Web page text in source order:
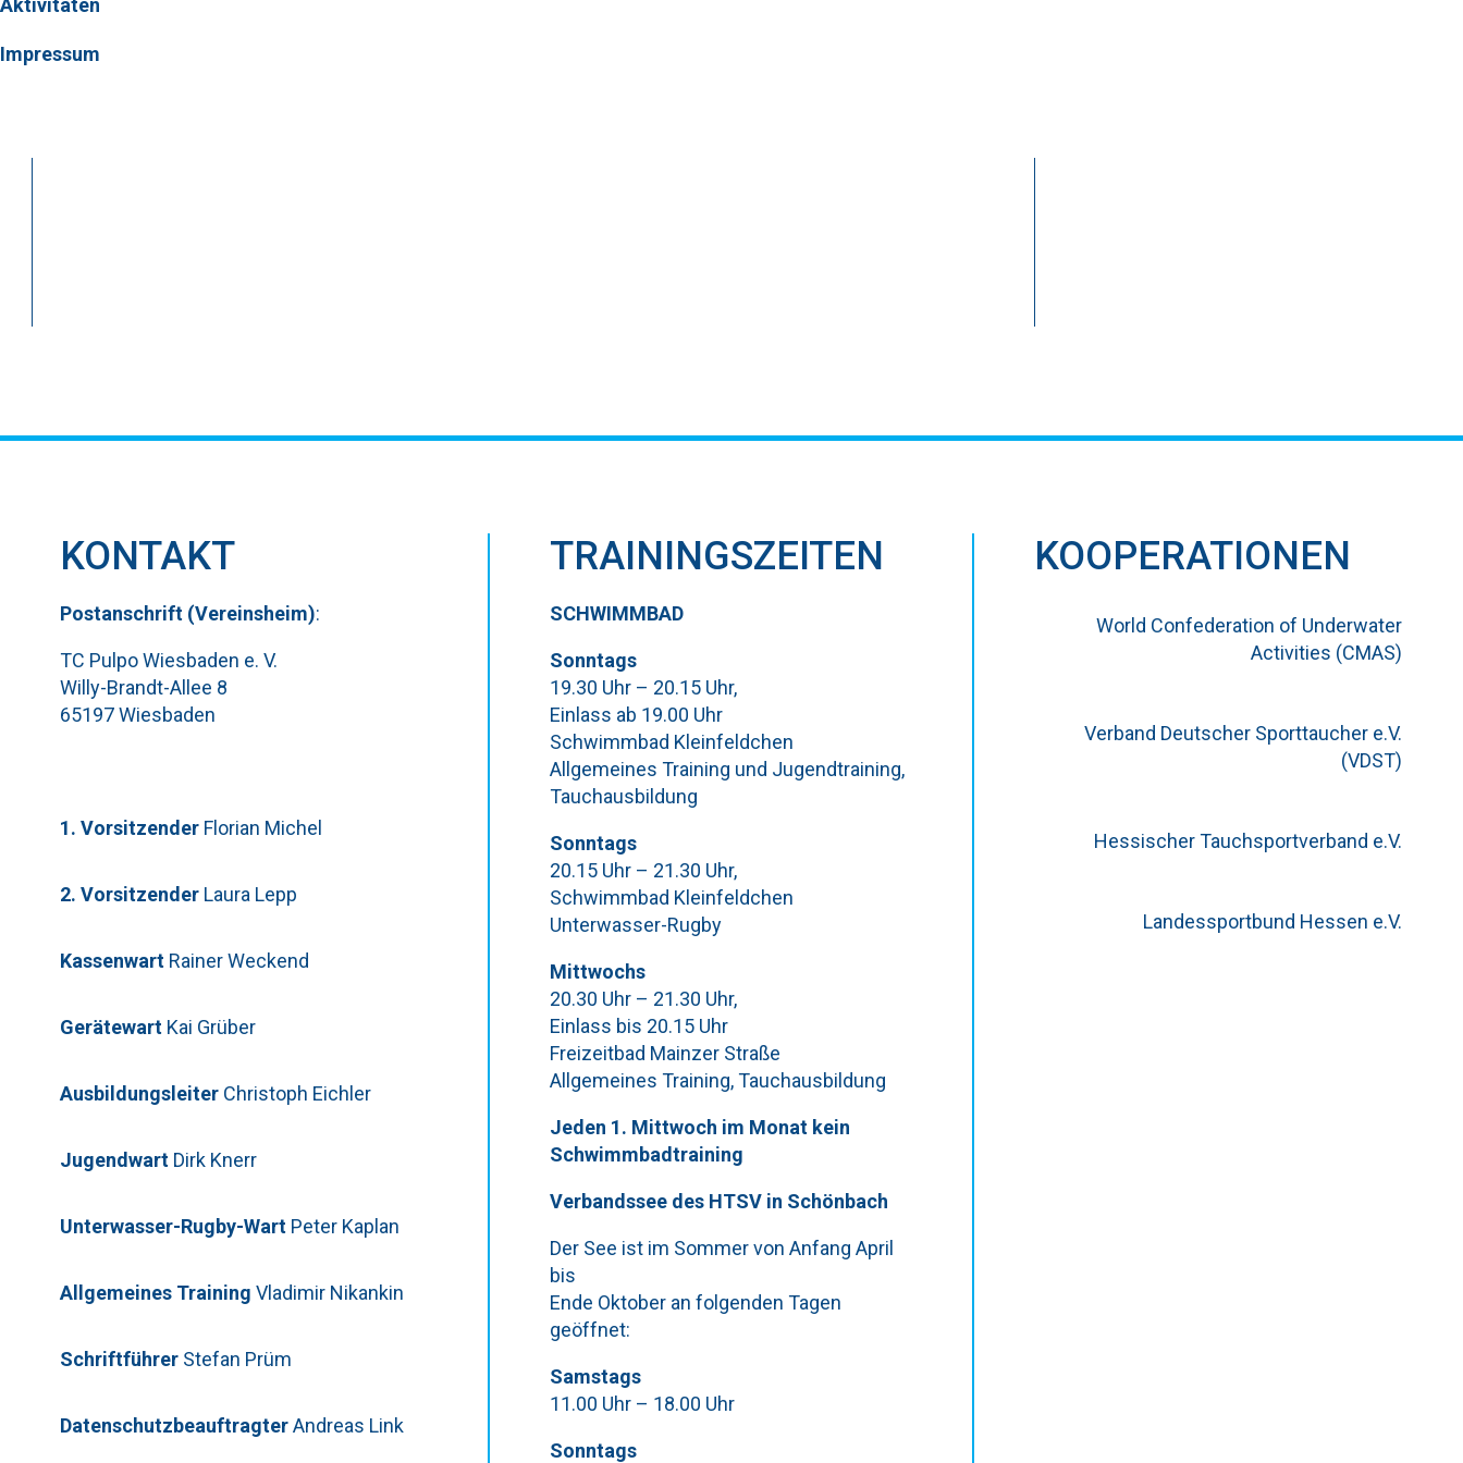
Aktivitäten
Impressum
KONTAKT
Postanschrift (Vereinsheim):
TC Pulpo Wiesbaden e. V.
Willy-Brandt-Allee 8
65197 Wiesbaden
1. Vorsitzender Florian Michel
Bitte lasse dieses Feld leer.
2. Vorsitzender Laura Lepp
Bitte lasse dieses Feld leer.
Kassenwart Rainer Weckend
Bitte lasse dieses Feld leer.
und wähle das SymbolStern.
Gerätewart Kai Grüber
Ausbildungsleiter Christoph Eichler
Jugendwart Dirk Knerr
Unterwasser-Rugby-Wart Peter Kaplan
Allgemeines Training Vladimir Nikankin
Schriftführer Stefan Prüm
DatenschutzbeauftragterAndreas Link
TRAININGSZEITEN
SCHWIMMBAD
Sonntags
19.30 Uhr – 20.15 Uhr,
Einlass ab 19.00 Uhr
Schwimmbad Kleinfeldchen
Allgemeines Training und Jugendtraining,
Tauchausbildung
Sonntags
20.15 Uhr – 21.30 Uhr,
Schwimmbad Kleinfeldchen
Unterwasser-Rugby
Mittwochs
20.30 Uhr – 21.30 Uhr,
Einlass bis 20.15 Uhr
Freizeitbad Mainzer Straße
Allgemeines Training, Tauchausbildung
Jeden 1. Mittwoch im Monat kein
Schwimmbadtraining
Verbandssee des HTSV in Schönbach
Der See ist im Sommer von Anfang April
bis
Ende Oktober an folgenden Tagen
geöffnet:
Samstags
11.00 Uhr – 18.00 Uhr
Sonntags
KOOPERATIONEN
World Confederation of Underwater
Activities (CMAS)
Verband Deutscher Sporttaucher e.V.
(VDST)
Hessischer Tauchsportverband e.V.
Landessportbund Hessen e.V.